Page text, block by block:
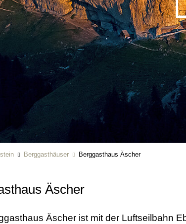
Berggasthäuser Berggasthaus Äscher
Äscher
Äscher ist mit der Luftseilbahn